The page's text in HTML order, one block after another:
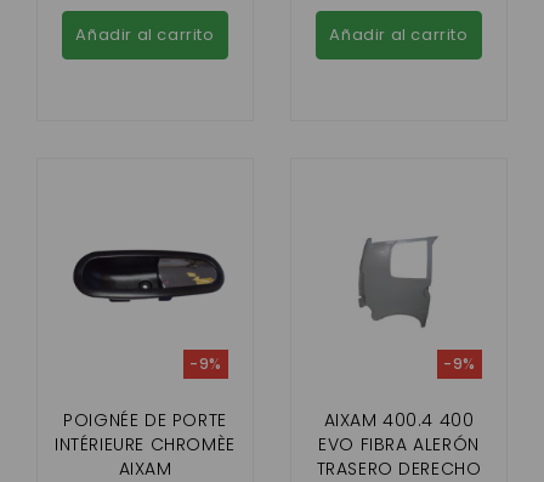
Añadir al carrito Añadir al carrito
POIGNÉE DE PORTE
INTÉRIEURE CHROMÈE
AIXAM
-9%
AIXAM 400.4 400
EVO FIBRA ALERÓN
TRASERO DERECHO
-9%